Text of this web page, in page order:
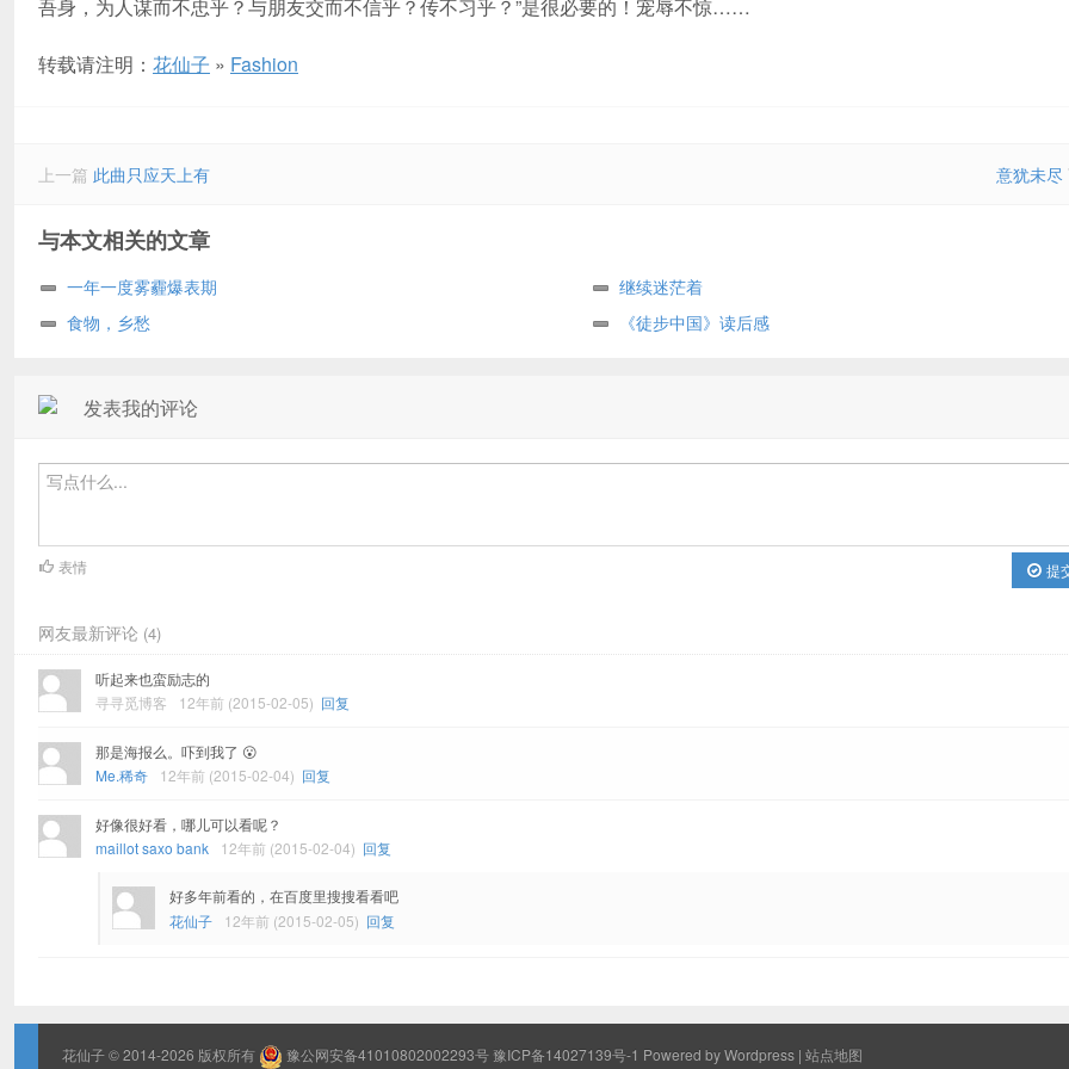
吾身，为人谋而不忠乎？与朋友交而不信乎？传不习乎？”是很必要的！宠辱不惊……
转载请注明： 花仙子 » Fashion
上一篇 此曲只应天上有 意犹未尽
与本文相关的文章
一年一度雾霾爆表期
继续迷茫着
食物，乡愁
《徒步中国》读后感
发表我的评论
提
表情
网友最新评论 (4)
听起来也蛮励志的
寻寻觅博客
12年前 (2015-02-05) 回复
那是海报么。吓到我了 😮
Me.稀奇
12年前 (2015-02-04) 回复
好像很好看，哪儿可以看呢？
maillot saxo bank
12年前 (2015-02-04) 回复
好多年前看的，在百度里搜搜看看吧
花仙子
12年前 (2015-02-05) 回复
花仙子© 2014-2026 版权所有 豫公网安备41010802002293号 豫ICP备14027139号-1 Powered by Wordpress | 站点地图